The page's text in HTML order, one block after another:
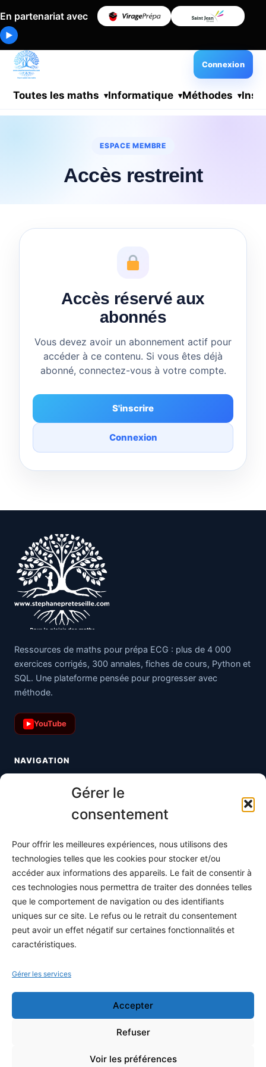
Gérer le
consentement
Pour offrir les meilleures expériences, nous utilisons des
technologies telles que les cookies pour stocker et/ou
accéder aux informations des appareils. Le fait de consentir à
ces technologies nous permettra de traiter des données telles
que le comportement de navigation ou des identifiants
uniques sur ce site. Le refus ou le retrait du consentement
peut avoir un effet négatif sur certaines fonctionnalités et
caractéristiques.
Gérer les services
Accepter
Refuser
Voir les préférences
En partenariat avec
▶
Toutes les maths Informatique Méthodes
Connexion
ESPACE MEMBRE
Accès restreint
Accès réservé aux
abonnés
Vous devez avoir un abonnement actif pour
accéder à ce contenu. Si vous êtes déjà
abonné, connectez-vous à votre compte.
S'inscrire
Connexion
Ressources de maths pour prépa ECG : plus de 4 000
exercices corrigés, 300 annales, fiches de cours, Python et
SQL. Une plateforme pensée pour progresser avec
méthode.
▶ YouTube
NAVIGATION
Toutes les maths
S'abonner
À propos
Contact / Support
Mes publications
INFORMATIONS LÉGALES
Conditions générales de vente